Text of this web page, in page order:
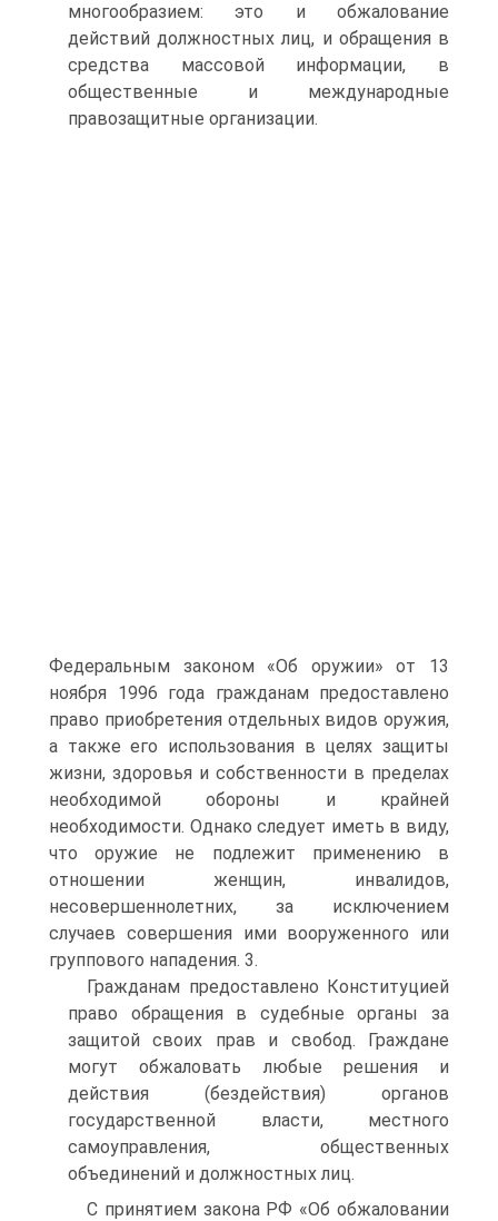
многообразием: это и обжалование
действий должностных лиц, и обращения в
средства массовой информации, в
общественные и международные
правозащитные организации.
Федеральным законом «Об оружии» от 13
ноября 1996 года гражданам предоставлено
право приобретения отдельных видов оружия,
а также его использования в целях защиты
жизни, здоровья и собственности в пределах
необходимой обороны и крайней
необходимости. Однако следует иметь в виду,
что оружие не подлежит применению в
отношении женщин, инвалидов,
несовершеннолетних, за исключением
случаев совершения ими вооруженного или
группового нападения. 3.
Гражданам предоставлено Конституцией
право обращения в судебные органы за
защитой своих прав и свобод. Граждане
могут обжаловать любые решения и
действия (бездействия) органов
государственной власти, местного
самоуправления, общественных
объединений и должностных лиц.
С принятием закона РФ «Об обжаловании